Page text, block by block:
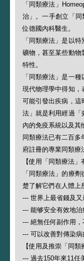
「同類療法」
治」。一手創立「
位德國內科醫生。
「同類療法」是以
礦物，甚至某些動物
特性。
「同類療法」是一
現代物理學中得知
可能引發出疾病，這
法」就是利用經過「
內的免疫系統以及其
同類療法已有二百
府註冊的專業同類療
【使用「同類療法」
「同類療法」的療
楚了解它們在人體上
--- 世界上最省錢及
--- 能够安全有效地
--- 絕無任何副作用
--- 可以改善對傳染病
【使用及推崇「同類
--- 過去150年來11任